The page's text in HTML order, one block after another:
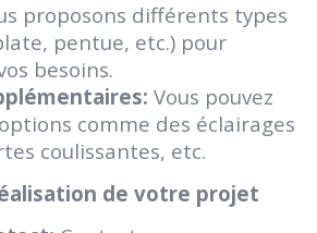
proposons différents types
pentue, etc.) pour
besoins.
Vous pouvez
comme des éclairages
coulissantes, etc.
de votre projet